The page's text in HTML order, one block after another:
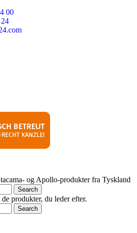
00
og Apollo-produkter fra Tyskland
Search
produkter, du leder efter.
Search